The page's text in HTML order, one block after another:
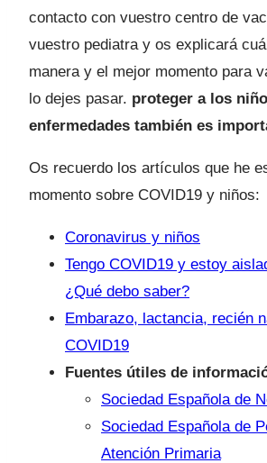
contacto con vuestro centro de
vuestro pediatra y os explicará
manera y el mejor momento para
lo dejes pasar. proteger a los
enfermedades también es
Os recuerdo los artículos que he
momento sobre COVID19 y niños:
Coronavirus y niños
Tengo COVID19 y estoy
¿Qué debo saber?
Embarazo, lactancia, recién
COVID19
Fuentes útiles de
Sociedad Española de
Sociedad Española de
Atención Primaria